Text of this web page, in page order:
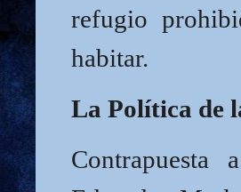
refugio
habitar.
La Política de
Contrapuesta